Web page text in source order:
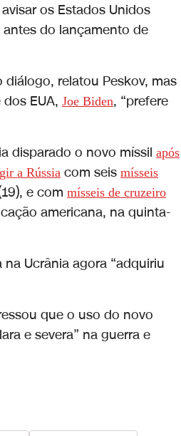
os Estados Unidos
do lançamento de
relatou Peskov, mas
EUA, Joe Biden, “prefere
disparado o novo míssil após
a Rússia com seis mísseis
e com mísseis de cruzeiro
americana, na quinta-
Ucrânia agora “adquiriu
que o uso do novo
e severa” na guerra e